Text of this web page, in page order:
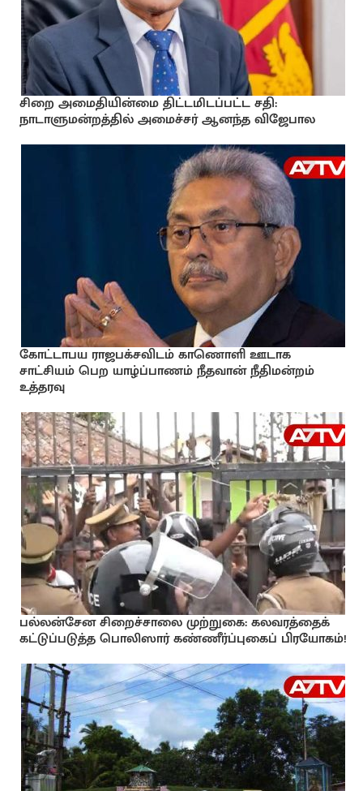
சிறை அமைதியின்மை திட்டமிடப்பட்ட சதி:
நாடாளுமன்றத்தில் அமைச்சர் ஆனந்த விஜேபால
கோட்டாபய ராஜபக்சவிடம் காணொளி ஊடாக
சாட்சியம் பெற யாழ்ப்பாணம் நீதவான் நீதிமன்றம்
உத்தரவு
பல்லன்சேன சிறைச்சாலை முற்றுகை: கலவரத்தைக்
கட்டுப்படுத்த பொலிஸார் கண்ணீர்ப்புகைப் பிரயோகம்!